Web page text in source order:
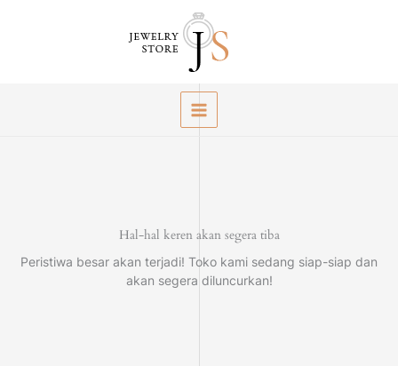
Hal-hal keren akan segera tiba
Peristiwa besar akan terjadi! Toko kami sedang siap-siap dan
akan segera diluncurkan!